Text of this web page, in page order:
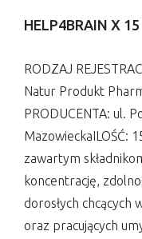
HELP4BRAIN X 15
RODZAJ
Natur Produkt
PRODUCENTA: ul.
MazowieckaILOŚĆ:
zawartym
koncentrację,
dorosłych chcących
oraz pracujących